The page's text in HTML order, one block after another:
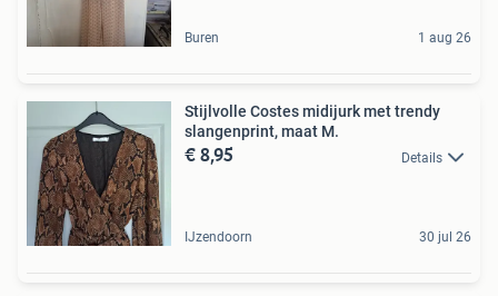
Buren 1 aug 26
Stijlvolle Costes midijurk met trendy
slangenprint, maat M.
€ 8,95 Details
IJzendoorn 30 jul 26